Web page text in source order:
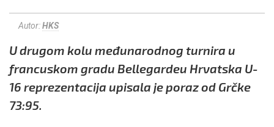
Autor:HKS
U drugom kolu međunarodnog turnira u
francuskom gradu Bellegardeu Hrvatska U-
16 reprezentacija upisala je poraz od Grčke
73:95.